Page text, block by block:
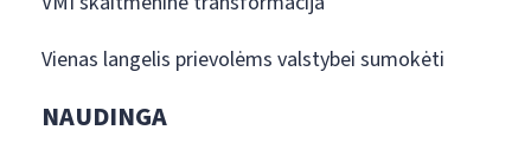
Vienas langelis prievolėms valstybei sumokėti
NAUDINGA